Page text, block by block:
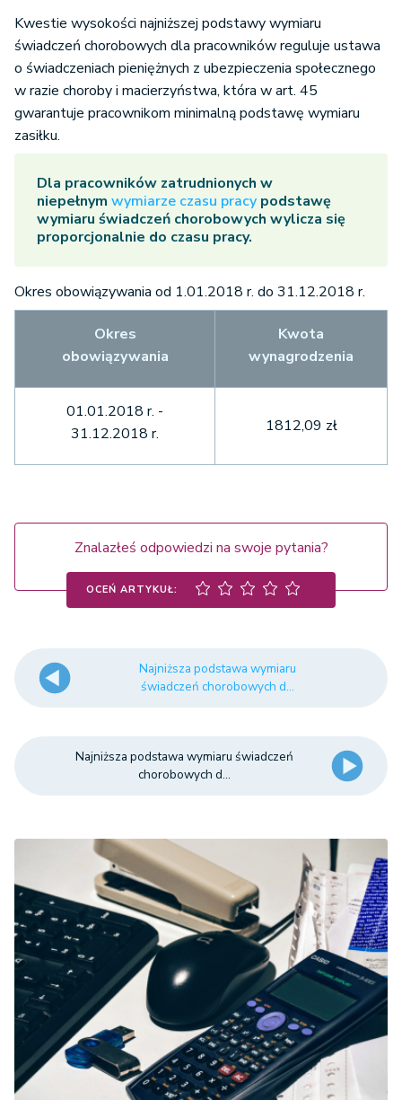
Kwestie wysokości najniższej podstawy wymiaru
świadczeń chorobowych dla pracowników reguluje ustawa
o świadczeniach pieniężnych z ubezpieczenia społecznego
w razie choroby i macierzyństwa, która w art. 45
gwarantuje pracownikom minimalną podstawę wymiaru
zasiłku.
Dla pracowników zatrudnionych w
niepełnym wymiarze czasu pracy podstawę
wymiaru świadczeń chorobowych wylicza się
proporcjonalnie do czasu pracy.
Okres obowiązywania od 1.01.2018 r. do 31.12.2018 r.
Okres
obowiązywania
Kwota
wynagrodzenia
01.01.2018 r. -
31.12.2018 r.
1812,09 zł
Znalazłeś odpowiedzi na swoje pytania?
OCEŃ ARTYKUŁ:
Najniższa podstawa wymiaru
świadczeń chorobowych d...
Najniższa podstawa wymiaru świadczeń
chorobowych d...